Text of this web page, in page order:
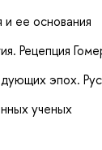
и ее основания
Рецепция
эпох.
ученых